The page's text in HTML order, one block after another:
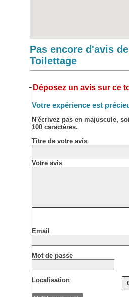
Pas encore d'avis
Toilettage
Déposez un avis sur ce
Votre expérience est
N'écrivez pas en majuscule,
100 caractères.
Titre de votre avis
Votre avis
Email
Mot de passe
Localisation